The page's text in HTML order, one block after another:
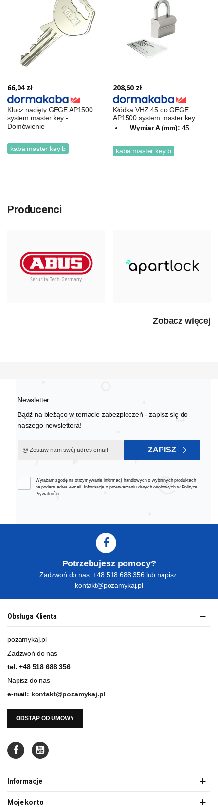
66,04 zł
Klucz nacięty GEGE AP1500
system master key -
Domówienie
kaba master key b
208,60 zł
Kłódka VHZ 45 do GEGE
AP1500 system master key
Wymiar A (mm): 45
kaba master key b
Producenci
Zobacz więcej
Newsletter
Bądź na bieżąco w temacie zabezpieczeń - zapisz się do
naszego newslettera!
ZAPISZ
Wyrażam zgodę na otrzymywanie informacji handlowych o wybranych produktach
na podany adres e-mail. Informacje o przetwarzaniu danych osobowych w Polityce
Prywatności
Potrzebujesz pomocy?
Zadzwoń do nas: +48 518 688 356 lub napisz:
kontakt@pozamykaj.pl
Obsługa Klienta
pozamykaj.pl
Zadzwoń do nas
tel.+48 518 688 356
Napisz do nas
e-mail: kontakt@pozamykaj.pl
ODSTĄP OD UMOWY
Informacje
Moje konto